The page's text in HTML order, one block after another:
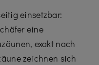
einsetzbar:
eine
exakt nach
zeichnen sich